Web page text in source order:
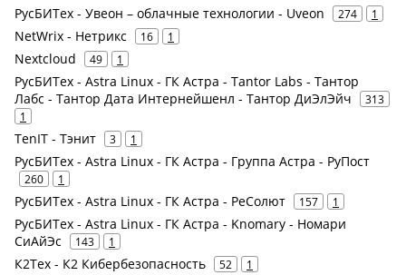
РусБИТех - Увеон – облачные технологии - Uveon 274 1
NetWrix - Нетрикс 16 1
Nextcloud 49 1
РусБИТех - Astra Linux - ГК Астра - Tantor Labs - Тантор
Лабс - Тантор Дата Интернейшенл - Тантор ДиЭлЭйч
313
1
TenIT - Тэнит 3 1
РусБИТех - Astra Linux - ГК Астра - Группа Астра - РуПост
260 1
РусБИТех - Astra Linux - ГК Астра - РеСолют 157 1
РусБИТех - Astra Linux - ГК Астра - Knomary - Номари
СиАйЭс
143 1
К2Тех - К2 Кибербезопасность 52 1